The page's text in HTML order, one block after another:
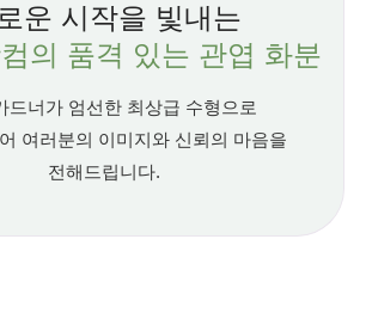
운 시작을 빛내는
의 품격 있는 관엽 화분
드너가 엄선한 최상급 수형으로
여러분의 이미지와 신뢰의 마음을
전해드립니다.